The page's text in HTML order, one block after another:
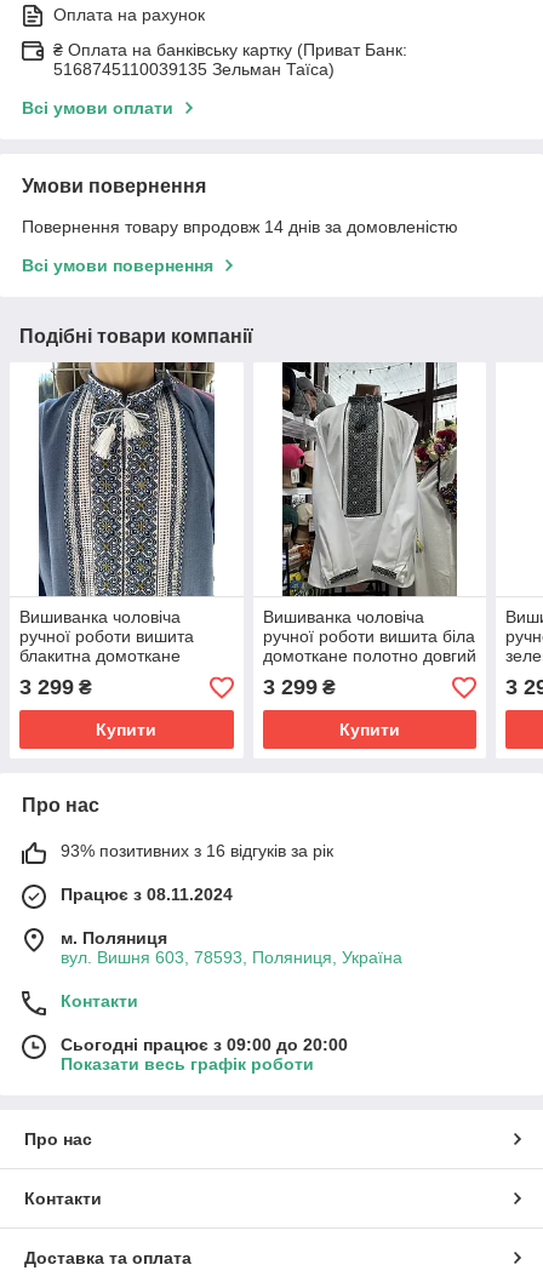
Оплата на рахунок
₴ Оплата на банківську картку (Приват Банк:
5168745110039135 Зельман Таїса)
Всі умови оплати
Умови повернення
Повернення товару впродовж 14 днів за домовленістю
Всі умови повернення
Подібні товари компанії
Вишиванка чоловіча
ручної роботи вишита
блакитна домоткане
розмір 52
3 299 ₴
Купити
Вишиванка чоловіча
ручної роботи вишита біла
домоткане полотно довгий
3 299₴
Купити
3
Про нас
93% позитивних з 16 відгуків за рік
Працює з 08.11.2024
м. Поляниця
вул. Вишня 603, 78593, Поляниця, Україна
Контакти
Сьогодні працює з 09:00 до 20:00
Показати весь графік роботи
Про нас
Контакти
Доставка та оплата